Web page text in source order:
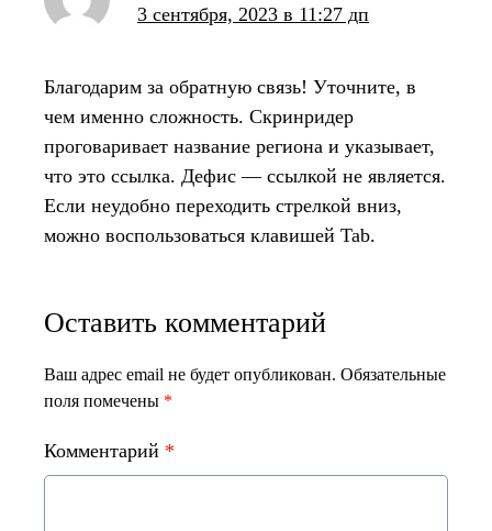
3 сентября, 2023 в 11:27 дп
Благодарим за обратную связь! Уточните, в
чем именно сложность. Скринридер
проговаривает название региона и указывает,
что это ссылка. Дефис — ссылкой не является.
Если неудобно переходить стрелкой вниз,
можно воспользоваться клавишей Tab.
Оставить комментарий
Ваш адрес email не будет опубликован. Обязательные
поля помечены *
Комментарий *